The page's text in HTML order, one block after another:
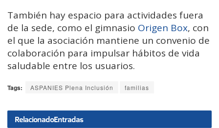
También hay espacio para actividades fuera
de la sede, como el gimnasio Origen Box, con
el que la asociación mantiene un convenio de
colaboración para impulsar hábitos de vida
saludable entre los usuarios.
Tags: ASPANIES Plena Inclusión familias
RelacionadoEntradas